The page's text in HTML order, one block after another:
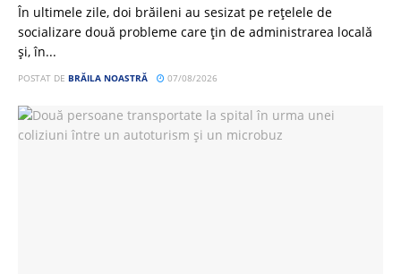
În ultimele zile, doi brăileni au sesizat pe rețelele de
socializare două probleme care țin de administrarea locală
și, în...
POSTAT DE BRĂILA NOASTRĂ 07/08/2026